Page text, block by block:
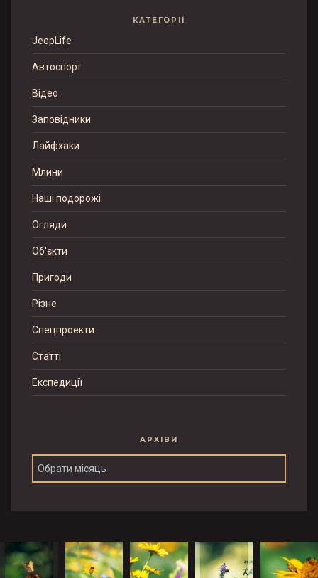
КАТЕГОРІЇ
JeepLife
Автоспорт
Відео
Заповідники
Лайфхаки
Млини
Наші подорожі
Огляди
Об'єкти
Пригоди
Різне
Спецпроекти
Статті
Експедиції
АРХІВИ
Архіви